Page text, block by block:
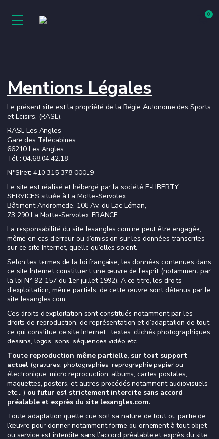
Mentions Légales
Le présent site est la propriété de la Régie Autonome des Sports
et Loisirs, (RASL).
RASL Les Angles
Gare des Télécabines
66210 Les Angles
Tél : 04.68.04.42.18
N°Siret: 410 315 378 00019
Le site est réalisé et hébergé par la société E-LIBERTY
SERVICES située à La Motte-Servolex :
Bâtiment Andromede, 108 Av. du Lac Léman,
73 290 La Motte-Servolex, FRANCE
La responsabilité du site lesangles.com ne peut être engagée,
même en cas d’erreur ou d’omission sur les données transcrites
sur ce site Internet, quelle qu’elles soient.
Selon les termes de la loi française, les données contenues dans
ce site Internet constituent une œuvre de l’esprit (notamment par
la loi N° 92-157 du 1er juillet 1992). A ce titre, les droits
d’exploitation, même partiels, de cette œuvre sont détenus par le
site lesangles.com.
Ces droits d’exploitation sont constitués notamment par les
droits de reproduction, de représentation et d’adaptation de tout
ce qui constitue ce site Internet : textes, clichés photographiques,
dessins, logos, sons, séquences vidéo etc…
Toute reproduction même partielle, sur tout support
actuel (gravures, photographies, reprographie papier ou
électronique, micro reproduction, albums, cartes postales,
maquettes, posters, et autres procédés notamment audiovisuels
etc… ) ou futur est strictement interdite sans accord
préalable et exprès du site lesangles.com.
Toute adaptation quelle que soit sa nature de tout ou partie de
l’œuvre pour donner notamment forme ou ornement à tout objet
ou service est interdite sans l’accord préalable et exprès du site
PIÉTONS
SKI
INFOS PISTES
DOMAINE SKIABLE
PLAN HIVER INTERACTIF
BULLETIN NEIGE
SITES INTERNET
LUGE LOU BAC MOUNTAIN
ANGLÉO BALNÉO & SPA
CINÉMA LE CASTELL
INFOS PRATIQUES
LA CARTE RECHARGEABLE
LOUEURS DE MATÉRIELS
L'ASSURANCE SKI &
SNOWBOARD